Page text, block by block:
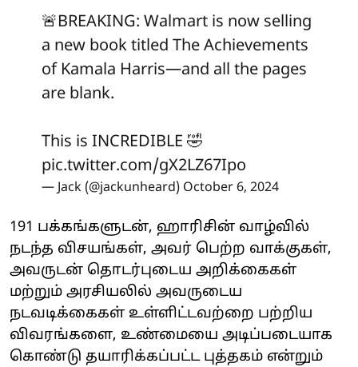
🚨BREAKING: Walmart is now selling
a new book titled The Achievements
of Kamala Harris—and all the pages
are blank.
This is INCREDIBLE 🤣
pic.twitter.com/gX2LZ67Ipo
— Jack (@jackunheard) October 6, 2024
191 பக்கங்களுடன், ஹாரிசின் வாழ்வில்
நடந்த விசயங்கள், அவர் பெற்ற வாக்குகள்,
அவருடன் தொடர்புடைய அறிக்கைகள்
மற்றும் அரசியலில் அவருடைய
நடவடிக்கைகள் உள்ளிட்டவற்றை பற்றிய
விவரங்களை, உண்மையை அடிப்படையாக
கொண்டு தயாரிக்கப்பட்ட புத்தகம் என்றும்